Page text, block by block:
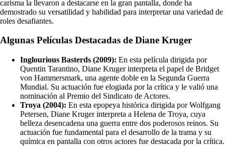
carisma la llevaron a destacarse en la gran pantalla, donde ha
demostrado su versatilidad y habilidad para interpretar una variedad de
roles desafiantes.
Algunas Películas Destacadas de Diane Kruger
Inglourious Basterds (2009): En esta película dirigida por
Quentin Tarantino, Diane Kruger interpreta el papel de Bridget
von Hammersmark, una agente doble en la Segunda Guerra
Mundial. Su actuación fue elogiada por la crítica y le valió una
nominación al Premio del Sindicato de Actores.
Troya (2004): En esta epopeya histórica dirigida por Wolfgang
Petersen, Diane Kruger interpreta a Helena de Troya, cuya
belleza desencadena una guerra entre dos poderosos reinos. Su
actuación fue fundamental para el desarrollo de la trama y su
química en pantalla con otros actores fue destacada por la crítica.